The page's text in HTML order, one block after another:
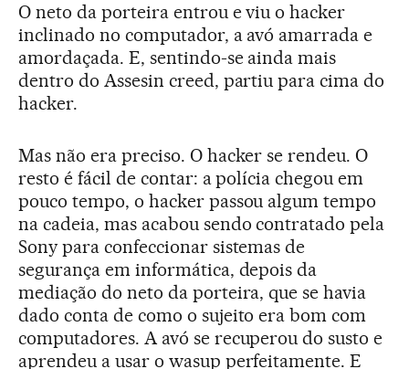
O neto da porteira entrou e viu o hacker
inclinado no computador, a avó amarrada e
amordaçada. E, sentindo-se ainda mais
dentro do Assesin creed, partiu para cima do
hacker.
Mas não era preciso. O hacker se rendeu. O
resto é fácil de contar: a polícia chegou em
pouco tempo, o hacker passou algum tempo
na cadeia, mas acabou sendo contratado pela
Sony para confeccionar sistemas de
segurança em informática, depois da
mediação do neto da porteira, que se havia
dado conta de como o sujeito era bom com
computadores. A avó se recuperou do susto e
aprendeu a usar o wasup perfeitamente. E